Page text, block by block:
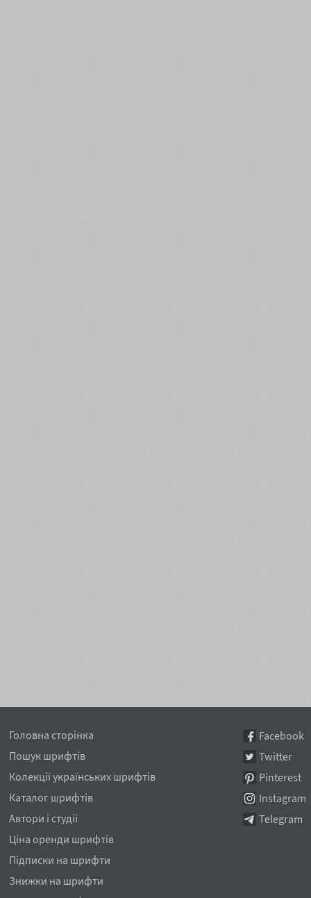
Головна сторінка
Пошук шрифтів
Колекції українських шрифтів
Каталог шрифтів
Автори і студії
Ціна оренди шрифтів
Підписки на шрифти
Знижки на шрифти
Facebook
Twitter
Pinterest
Instagram
Telegram